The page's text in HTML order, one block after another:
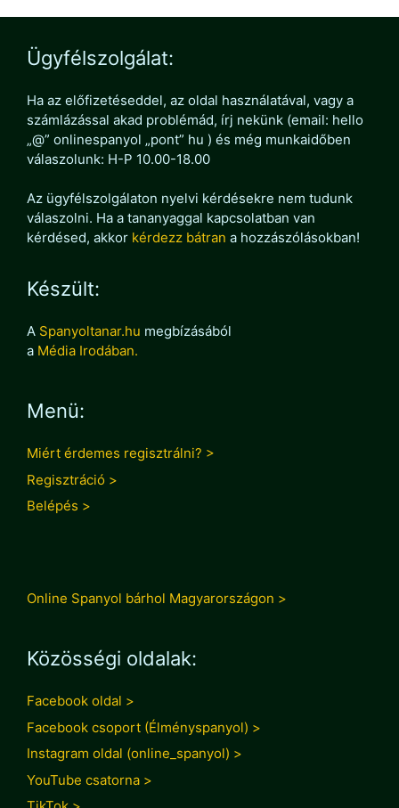
Ügyfélszolgálat:
Ha az előfizetéseddel, az oldal használatával, vagy a
számlázással akad problémád, írj nekünk (email: hello
„@” onlinespanyol „pont” hu ) és még munkaidőben
válaszolunk: H-P 10.00-18.00
Az ügyfélszolgálaton nyelvi kérdésekre nem tudunk
válaszolni. Ha a tananyaggal kapcsolatban van
kérdésed, akkor kérdezz bátran a hozzászólásokban!
Készült:
A Spanyoltanar.hu megbízásából
a Média Irodában.
Menü:
Miért érdemes regisztrálni? >
Regisztráció >
Belépés >
Online Spanyol bárhol Magyarországon >
Közösségi oldalak:
Facebook oldal >
Facebook csoport (Élményspanyol) >
Instagram oldal (online_spanyol) >
YouTube csatorna >